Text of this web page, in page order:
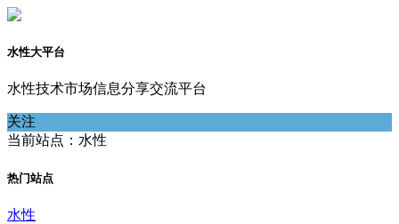
水性大平台
水性技术市场信息分享交流平台
关注
当前站点：水性
热门站点
水性